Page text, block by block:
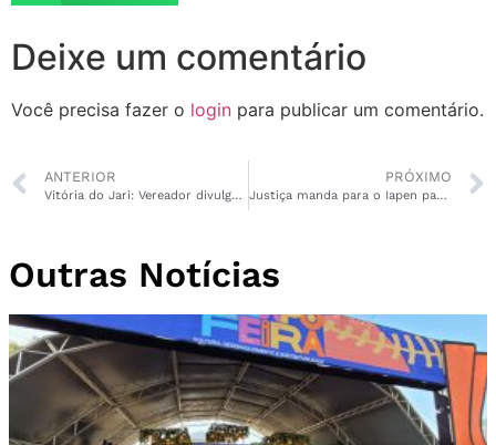
Deixe um comentário
Você precisa fazer o login para publicar um comentário.
ANTERIOR
Vitória do Jari: Vereador divulga fotos íntimas ao ver ex-namorada no bar com outro
PRÓXIMO
Justiça manda para o Iapen padrasto acusado de violentar enteada com síndrome de down
Outras Notícias